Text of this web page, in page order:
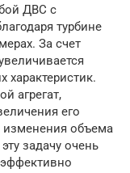
ДВС с
турбине
За счет
характеристик.
агрегат,
его
изменения объема
задачу очень